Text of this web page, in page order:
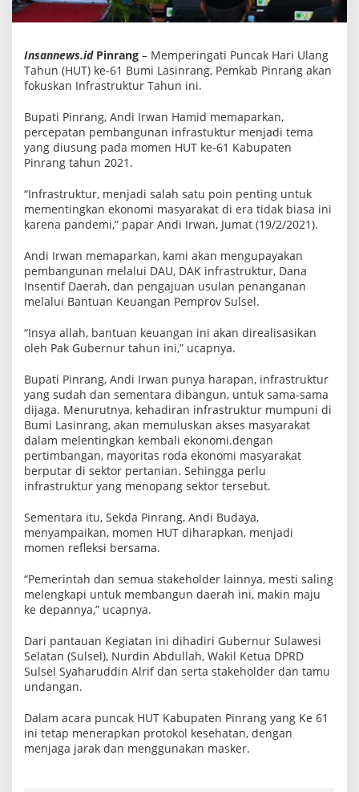
k
t
P
o
i
n
e
n
t
i
U
n
t
u
k
o
n
o
m
M
a
s
a
r
a
k
a
t
Insannews.id Pinrang – Memperingati Puncak Hari Ulang
Tahun (HUT) ke-61 Bumi Lasinrang, Pemkab Pinrang akan
fokuskan Infrastruktur Tahun ini.
Bupati Pinrang, Andi Irwan Hamid memaparkan,
percepatan pembangunan infrastuktur menjadi tema
yang diusung pada momen HUT ke-61 Kabupaten
Pinrang tahun 2021.
“Infrastruktur, menjadi salah satu poin penting untuk
mementingkan ekonomi masyarakat di era tidak biasa ini
karena pandemi,” papar Andi Irwan, Jumat (19/2/2021).
Andi Irwan memaparkan, kami akan mengupayakan
pembangunan melalui DAU, DAK infrastruktur, Dana
Insentif Daerah, dan pengajuan usulan penanganan
melalui Bantuan Keuangan Pemprov Sulsel.
“Insya allah, bantuan keuangan ini akan direalisasikan
oleh Pak Gubernur tahun ini,” ucapnya.
Bupati Pinrang, Andi Irwan punya harapan, infrastruktur
yang sudah dan sementara dibangun, untuk sama-sama
dijaga. Menurutnya, kehadiran infrastruktur mumpuni di
Bumi Lasinrang, akan memuluskan akses masyarakat
dalam melentingkan kembali ekonomi.dengan
pertimbangan, mayoritas roda ekonomi masyarakat
berputar di sektor pertanian. Sehingga perlu
infrastruktur yang menopang sektor tersebut.
Sementara itu, Sekda Pinrang, Andi Budaya,
menyampaikan, momen HUT diharapkan, menjadi
momen refleksi bersama.
“Pemerintah dan semua stakeholder lainnya, mesti saling
melengkapi untuk membangun daerah ini, makin maju
ke depannya,” ucapnya.
Dari pantauan Kegiatan ini dihadiri Gubernur Sulawesi
Selatan (Sulsel), Nurdin Abdullah, Wakil Ketua DPRD
Sulsel Syaharuddin Alrif dan serta stakeholder dan tamu
undangan.
Dalam acara puncak HUT Kabupaten Pinrang yang Ke 61
ini tetap menerapkan protokol kesehatan, dengan
menjaga jarak dan menggunakan masker.